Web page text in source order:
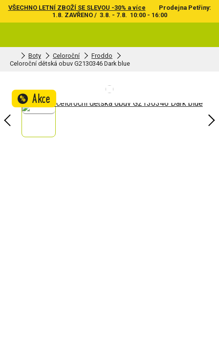
VŠECHNO LETNÍ ZBOŽÍ SE SLEVOU -30% a více
Prodejna Petřiny:
1.8. ZAVŘENO / 3.8. - 7.8. 10:00 - 16:00
Boty Celoroční
Froddo
Celoroční dětská obuv G2130346 Dark blue
% Akce